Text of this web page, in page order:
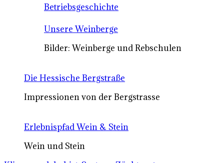
Betriebsgeschichte
Unsere Weinberge
Bilder: Weinberge und Rebschulen
Die Hessische Bergstraße
Impressionen von der Bergstrasse
Erlebnispfad Wein & Stein
Wein und Stein